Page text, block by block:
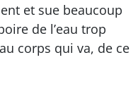
et sue beaucoup
de l’eau trop
corps qui va, de ce